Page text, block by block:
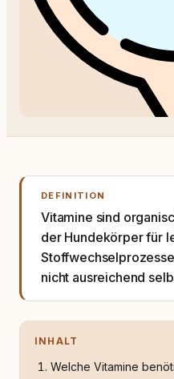
DEFINITION
Vitamine sind
der Hundekörper für
nicht ausreichend
INHALT
Welche Vitamine